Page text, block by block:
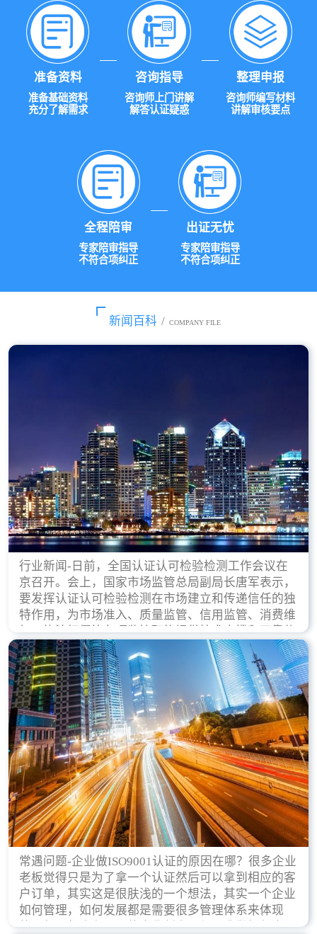
准备资料
准备基础资料
充分了解需求
咨询指导
咨询师上门讲解
解答认证疑惑
整理申报
咨询师编写材料
讲解审核要点
全程陪审
专家陪审指导
不符合项纠正
出证无忧
专家陪审指导
不符合项纠正
新闻百科 / COMPANY FILE
行业新闻-日前，全国认证认可检验检测工作会议在
京召开。会上，国家市场监管总局副局长唐军表示，
要发挥认证认可检验检测在市场建立和传递信任的独
特作用，为市场准入、质量监管、信用监管、消费维
权、执法打假等各项监管职能提供技术支撑和可靠依
据。
常遇问题-企业做ISO9001认证的原因在哪？很多企业
老板觉得只是为了拿一个认证然后可以拿到相应的客
户订单，其实这是很肤浅的一个想法，其实一个企业
如何管理，如何发展都是需要很多管理体系来体现
的，每天都会有不同的企业创立，但是我们如何去证